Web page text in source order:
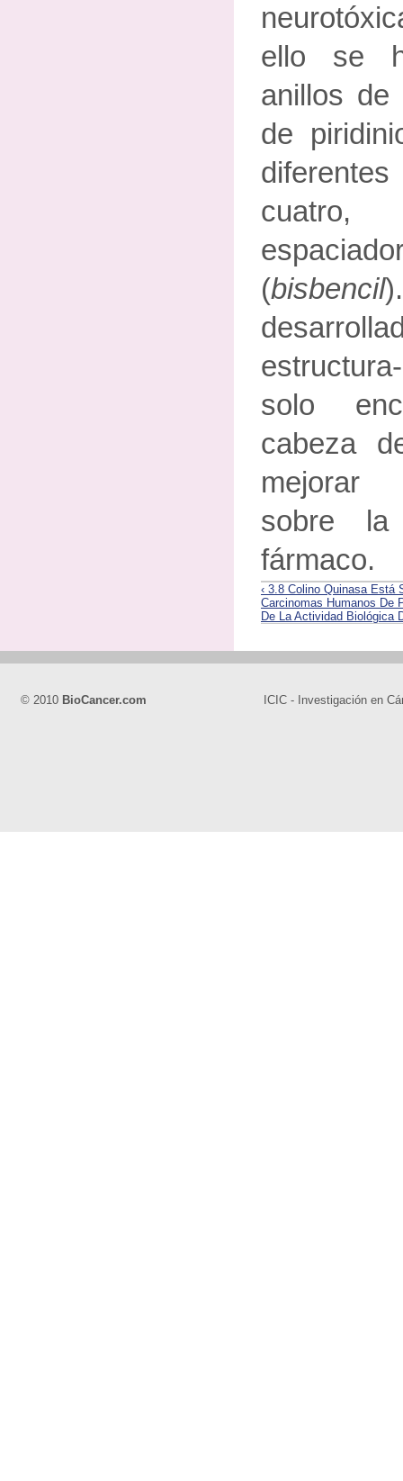
ello se
anillos de
de
cuatro,
(bisbencil
solo
cabeza
mejorar
sobre
fármaco.
‹ 3.8 Colino Quinasa Está
Carcinomas Humanos De
De La Actividad Biológica
© 2010 BioCancer.com ICIC - Investigación en